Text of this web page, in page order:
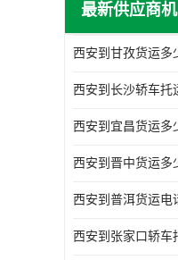
危险品运输
最新供应商机